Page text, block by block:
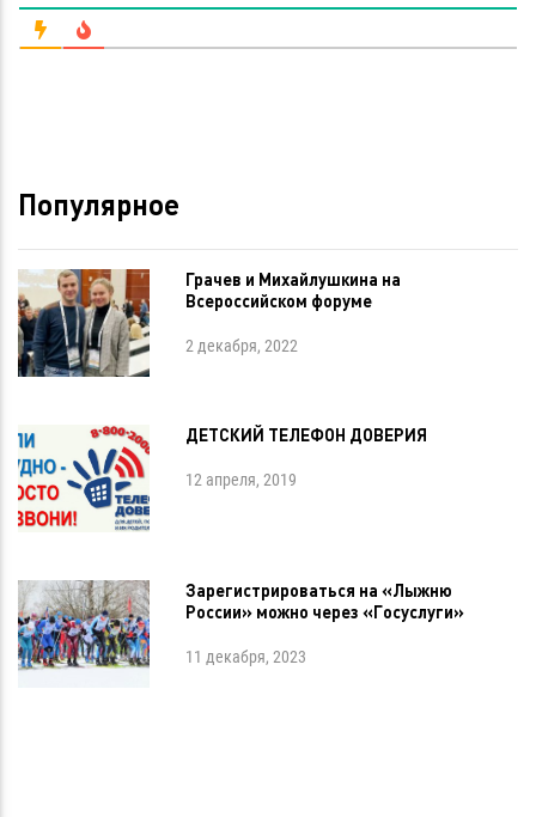
Популярное
Грачев и Михайлушкина на
Всероссийском форуме
2 декабря, 2022
ДЕТСКИЙ ТЕЛЕФОН ДОВЕРИЯ
12 апреля, 2019
Зарегистрироваться на «Лыжню
России» можно через «Госуслуги»
11 декабря, 2023